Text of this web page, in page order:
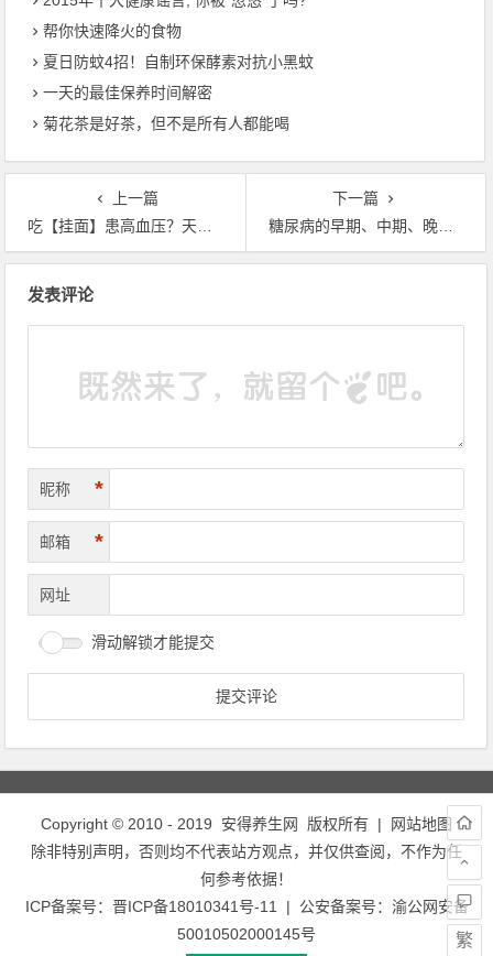
帮你快速降火的食物
夏日防蚊4招！自制环保酵素对抗小黑蚊
一天的最佳保养时间解密
菊花茶是好茶，但不是所有人都能喝
上一篇
吃【挂面】患高血压？天呐！还会坏肾呢！只因为没看这
下一篇
糖尿病的早期、中期、晚期症状都在这了，早发现早治疗
发表评论
昵称 *
邮箱 *
网址
滑动解锁才能提交
Copyright © 2010 - 2019 安得养生网 版权所有 |
网站地图
除非特别声明，否则均不代表站方观点，并仅供查阅，不作为任
何参考依据！
ICP备案号： 晋ICP备18010341号-11 | 公安备案号： 渝公网安备
50010502000145号
繁